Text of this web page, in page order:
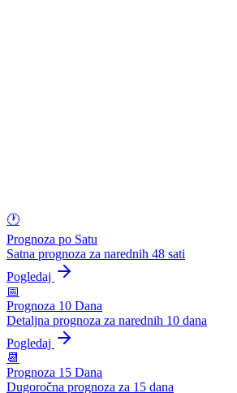
🕐
Prognoza po Satu
Satna prognoza za narednih 48 sati
Pogledaj
📅
Prognoza 10 Dana
Detaljna prognoza za narednih 10 dana
Pogledaj
📆
Prognoza 15 Dana
Dugoročna prognoza za 15 dana